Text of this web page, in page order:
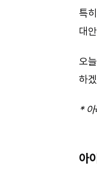
특
대
오
하
*
아